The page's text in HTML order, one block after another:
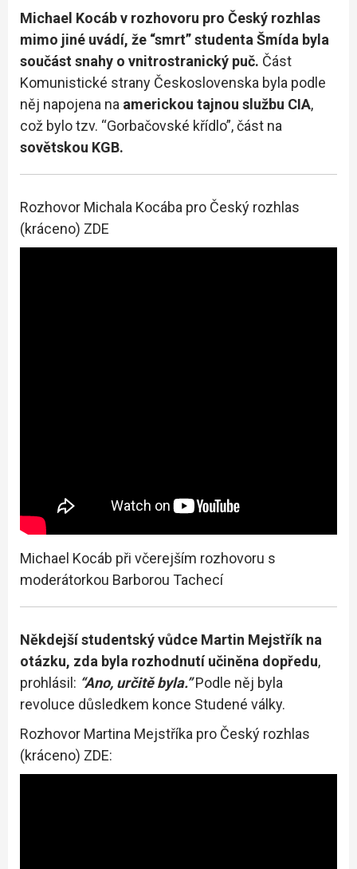
Michael Kocáb v rozhovoru pro Český rozhlas
mimo jiné uvádí, že “smrt” studenta Šmída byla
součást snahy o vnitrostranický puč. Část
Komunistické strany Československa byla podle
něj napojena na americkou tajnou službu CIA,
což bylo tzv. “Gorbačovské křídlo”, část na
sovětskou KGB.
Rozhovor Michala Kocába pro Český rozhlas
(kráceno) ZDE
Michael Kocáb při včerejším rozhovoru s
moderátorkou Barborou Tachecí
Někdejší studentský vůdce Martin Mejstřík na
otázku, zda byla rozhodnutí učiněna dopředu,
prohlásil: “Ano, určitě byla.”Podle něj byla
revoluce důsledkem konce Studené války.
Rozhovor Martina Mejstříka pro Český rozhlas
(kráceno) ZDE: